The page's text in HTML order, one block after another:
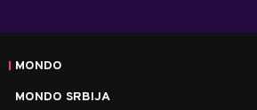
MONDO
MONDO SRBIJA